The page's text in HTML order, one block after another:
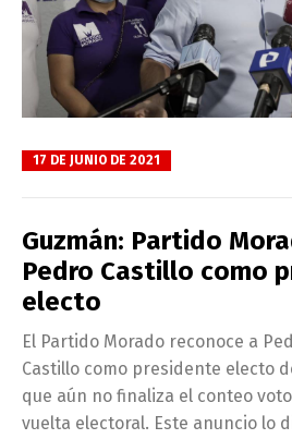
17 DE JUNIO DE 2021
Guzmán: Partido
Pedro Castillo como
electo
El Partido Morado reconoce a
Castillo como presidente electo
que aún no finaliza el conteo
vuelta electoral. Este anuncio lo